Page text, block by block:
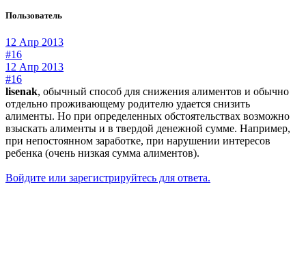
Пользователь
12 Апр 2013
#16
12 Апр 2013
#16
lisenak, обычный способ для снижения алиментов и обычно
отдельно проживающему родителю удается снизить
алименты. Но при определенных обстоятельствах возможно
взыскать алименты и в твердой денежной сумме. Например,
при непостоянном заработке, при нарушении интересов
ребенка (очень низкая сумма алиментов).
Войдите или зарегистрируйтесь для ответа.